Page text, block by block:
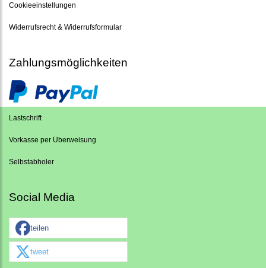
Cookieeinstellungen
Widerrufsrecht & Widerrufsformular
Zahlungsmöglichkeiten
Lastschrift
Vorkasse per Überweisung
Selbstabholer
Social Media
teilen
tweet